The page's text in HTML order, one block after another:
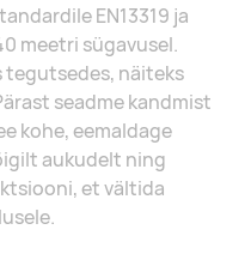
EN13319 ja
meetri sügavusel.
tegutsedes, näiteks
seadme kandmist
kohe, eemaldage
aukudelt ning
et vältida